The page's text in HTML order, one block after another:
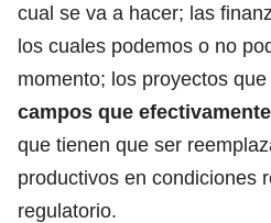
cual se va a hacer; las
los cuales podemos o no
momento; los proyectos
campos que
que tienen que ser
productivos en condiciones
regulatorio.